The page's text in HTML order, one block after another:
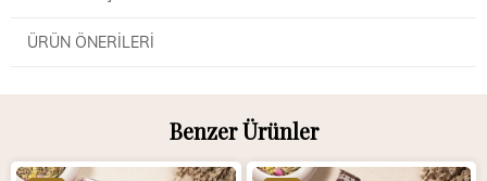
ÜRÜN ÖNERILERI
Benzer Ürünler